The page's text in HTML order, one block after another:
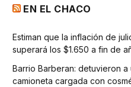
EN EL CHACO
Estiman que la inflación de
superará los $1.650 a fin de
Barrio Barberan: detuvieron
camioneta cargada con